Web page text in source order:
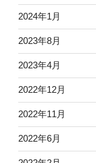
2024年1月
2023年8月
2023年4月
2022年12月
2022年11月
2022年6月